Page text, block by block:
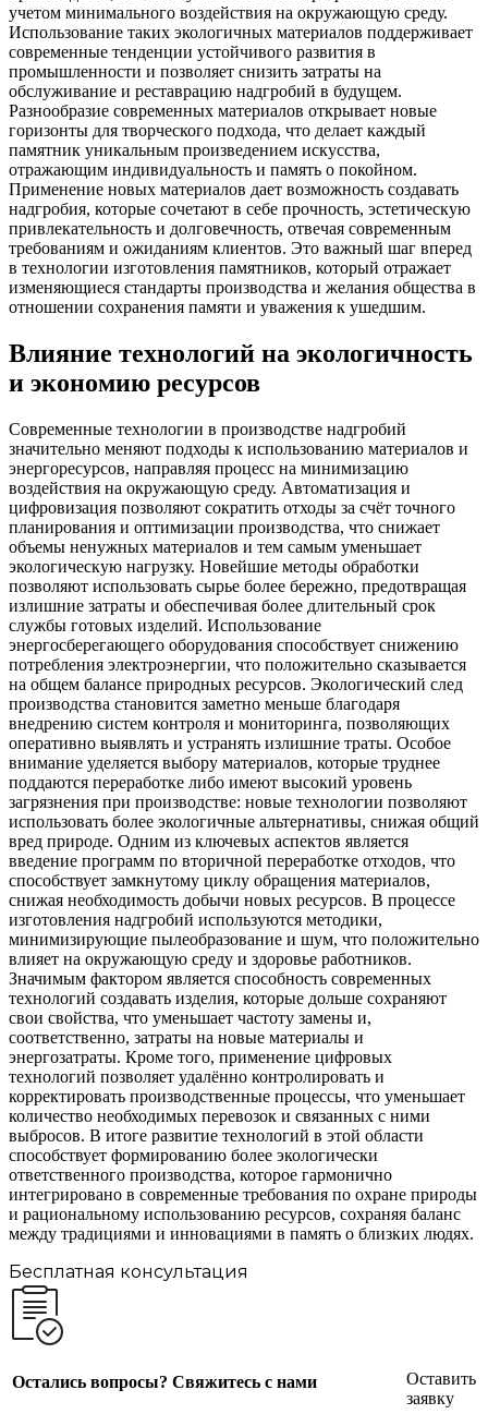
учетом минимального воздействия на окружающую среду.
Использование таких экологичных материалов поддерживает
современные тенденции устойчивого развития в
промышленности и позволяет снизить затраты на
обслуживание и реставрацию надгробий в будущем.
Разнообразие современных материалов открывает новые
горизонты для творческого подхода, что делает каждый
памятник уникальным произведением искусства,
отражающим индивидуальность и память о покойном.
Применение новых материалов дает возможность создавать
надгробия, которые сочетают в себе прочность, эстетическую
привлекательность и долговечность, отвечая современным
требованиям и ожиданиям клиентов. Это важный шаг вперед
в технологии изготовления памятников, который отражает
изменяющиеся стандарты производства и желания общества в
отношении сохранения памяти и уважения к ушедшим.
Влияние технологий на экологичность
и экономию ресурсов
Современные технологии в производстве надгробий
значительно меняют подходы к использованию материалов и
энергоресурсов, направляя процесс на минимизацию
воздействия на окружающую среду. Автоматизация и
цифровизация позволяют сократить отходы за счёт точного
планирования и оптимизации производства, что снижает
объемы ненужных материалов и тем самым уменьшает
экологическую нагрузку. Новейшие методы обработки
позволяют использовать сырье более бережно, предотвращая
излишние затраты и обеспечивая более длительный срок
службы готовых изделий. Использование
энергосберегающего оборудования способствует снижению
потребления электроэнергии, что положительно сказывается
на общем балансе природных ресурсов. Экологический след
производства становится заметно меньше благодаря
внедрению систем контроля и мониторинга, позволяющих
оперативно выявлять и устранять излишние траты. Особое
внимание уделяется выбору материалов, которые труднее
поддаются переработке либо имеют высокий уровень
загрязнения при производстве: новые технологии позволяют
использовать более экологичные альтернативы, снижая общий
вред природе. Одним из ключевых аспектов является
введение программ по вторичной переработке отходов, что
способствует замкнутому циклу обращения материалов,
снижая необходимость добычи новых ресурсов. В процессе
изготовления надгробий используются методики,
минимизирующие пылеобразование и шум, что положительно
влияет на окружающую среду и здоровье работников.
Значимым фактором является способность современных
технологий создавать изделия, которые дольше сохраняют
свои свойства, что уменьшает частоту замены и,
соответственно, затраты на новые материалы и
энергозатраты. Кроме того, применение цифровых
технологий позволяет удалённо контролировать и
корректировать производственные процессы, что уменьшает
количество необходимых перевозок и связанных с ними
выбросов. В итоге развитие технологий в этой области
способствует формированию более экологически
ответственного производства, которое гармонично
интегрировано в современные требования по охране природы
и рациональному использованию ресурсов, сохраняя баланс
между традициями и инновациями в память о близких людях.
Бесплатная консультация
Остались вопросы? Свяжитесь с нами
Оставить
заявку